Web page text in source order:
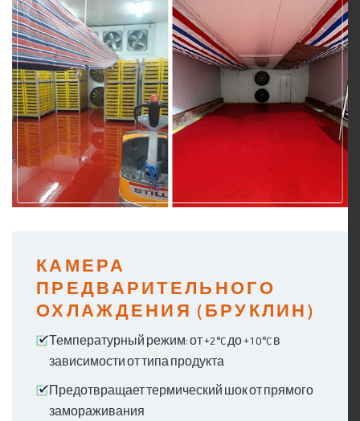
КАМЕРА
ПРЕДВАРИТЕЛЬНОГО
ОХЛАЖДЕНИЯ (БРУКЛИН)
Температурный режим: от +2°C до +10°C в
зависимости от типа продукта
Предотвращает термический шок от прямого
замораживания